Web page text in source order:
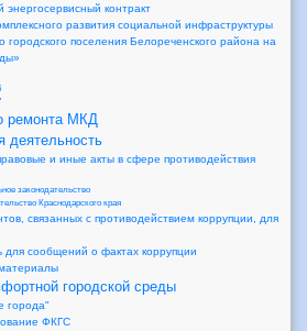
контракт
развития социальной инфраструктуры
городского поселения Белореченского района на
ремонта МКД
деятельность
и иные акты в сфере противодействия
законодательство
Краснодарского края
связанных с противодействием коррупции, для
для сообщений о фактах коррупции
городской среды
города"
ФКГС